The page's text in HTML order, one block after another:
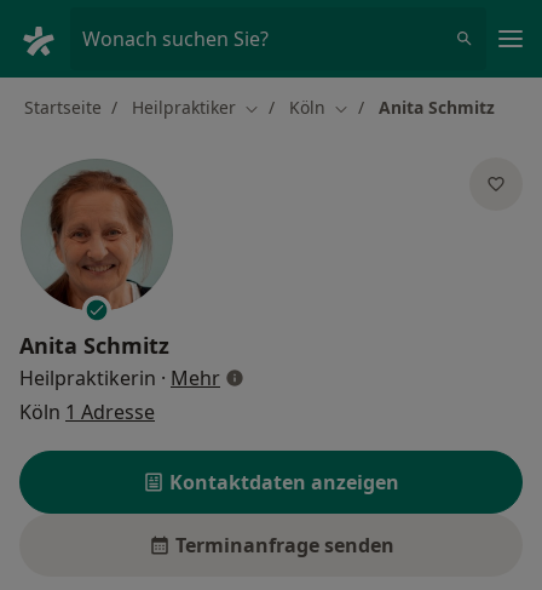
Wonach suchen Sie?
Startseite Heilpraktiker Stadt ändern
Köln Stadt ändern
Anita Schmitz
Anita Schmitz
Heilpraktikerin · Mehrüber Spezialisierungen
Köln 1 Adresse
Kontaktdaten anzeigen
Terminanfrage senden